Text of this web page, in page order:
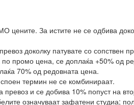
За истите не се одбива
доколку патувате со сопствен
по промо цена, се доплаќа +50% од
70% од редовната цена.
термин не се комбинираат.
и се добива 10% попуст на
означуваат зафатени студиа;